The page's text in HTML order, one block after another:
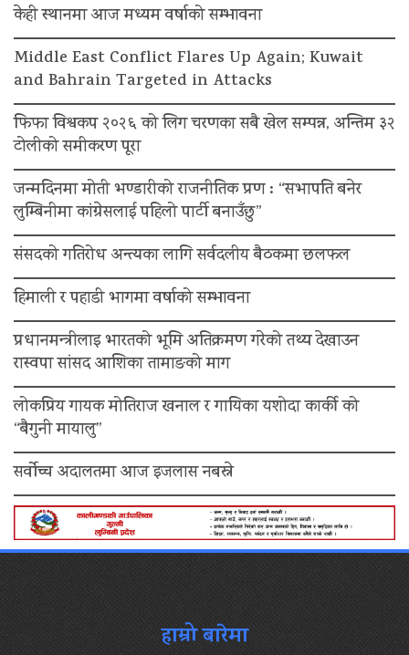
केही स्थानमा आज मध्यम वर्षाको सम्भावना
Middle East Conflict Flares Up Again; Kuwait
and Bahrain Targeted in Attacks
फिफा विश्वकप २०२६ को लिग चरणका सबै खेल सम्पन्न, अन्तिम ३२
टोलीको समीकरण पूरा
जन्मदिनमा मोती भण्डारीको राजनीतिक प्रण : “सभापति बनेर
लुम्बिनीमा कांग्रेसलाई पहिलो पार्टी बनाउँछु”
संसदको गतिरोध अन्त्यका लागि सर्वदलीय बैठकमा छलफल
हिमाली र पहाडी भागमा वर्षाको सम्भावना
प्रधानमन्त्रीलाइ भारतको भूमि अतिक्रमण गरेको तथ्य देखाउन
रास्वपा सांसद आशिका तामाङको माग
लोकप्रिय गायक मोतिराज खनाल र गायिका यशोदा कार्की को
“बैगुनी मायालु”
सर्वोच्च अदालतमा आज इजलास नबस्ने
हाम्रो बारेमा